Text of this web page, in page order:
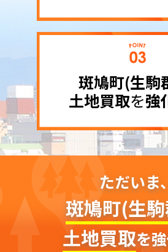
斑鳩町(生駒
土地買取を強
ただいま、
斑鳩町(生
土地買取を